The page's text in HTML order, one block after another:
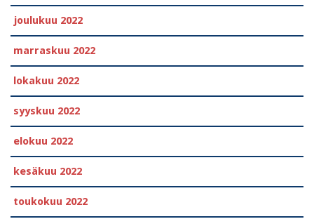
joulukuu 2022
marraskuu 2022
lokakuu 2022
syyskuu 2022
elokuu 2022
kesäkuu 2022
toukokuu 2022